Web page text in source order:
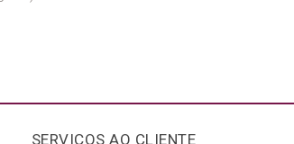
SERVIÇOS AO CLIENTE